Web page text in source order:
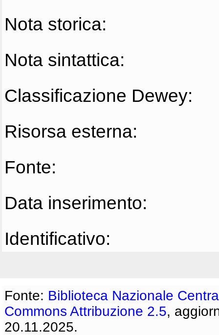
Nota storica:
Nota sintattica:
Classificazione Dewey:
Risorsa esterna:
Fonte:
Data inserimento:
Identificativo:
Fonte: Biblioteca Nazionale
Commons Attribuzione 2.5,
20.11.2025.